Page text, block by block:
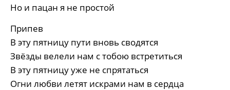
Но и пацан я не простой
Припев
В эту пятницу пути вновь сводятся
Звёзды велели нам с тобою встретиться
В эту пятницу уже не спрятаться
Огни любви летят искрами нам в сердца